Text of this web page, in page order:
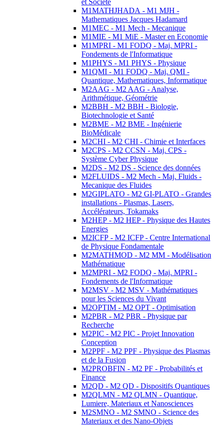
et Société
M1MATHJHADA - M1 MJH -
Mathematiques Jacques Hadamard
M1MEC - M1 Mech - Mecanique
M1MIE - M1 MiE - Master en Economie
M1MPRI - M1 FODQ - Maj. MPRI -
Fondements de l'Informatique
M1PHYS - M1 PHYS - Physique
M1QMI - M1 FODQ - Maj. QMI -
Quantique, Mathematiques, Informatique
M2AAG - M2 AAG - Analyse,
Arithmétique, Géométrie
M2BBH - M2 BBH - Biologie,
Biotechnologie et Santé
M2BME - M2 BME - Ingénierie
BioMédicale
M2CHI - M2 CHI - Chimie et Interfaces
M2CPS - M2 CCSN - Maj. CPS -
Système Cyber Physique
M2DS - M2 DS - Science des données
M2FLUIDS - M2 Mech - Maj. Fluids -
Mecanique des Fluides
M2GIPLATO - M2 GI-PLATO - Grandes
installations - Plasmas, Lasers,
Accélérateurs, Tokamaks
M2HEP - M2 HEP - Physique des Hautes
Energies
M2ICFP - M2 ICFP - Centre International
de Physique Fondamentale
M2MATHMOD - M2 MM - Modélisation
Mathématique
M2MPRI - M2 FODQ - Maj. MPRI -
Fondements de l'Informatique
M2MSV - M2 MSV - Mathématiques
pour les Sciences du Vivant
M2OPTIM - M2 OPT - Optimisation
M2PBR - M2 PBR - Physique par
Recherche
M2PIC - M2 PIC - Projet Innovation
Conception
M2PPF - M2 PPF - Physique des Plasmas
et de la Fusion
M2PROBFIN - M2 PF - Probabilités et
Finance
M2QD - M2 QD - Dispositifs Quantiques
M2QLMN - M2 QLMN - Quantique,
Lumiere, Materiaux et Nanosciences
M2SMNO - M2 SMNO - Science des
Materiaux et des Nano-Objets